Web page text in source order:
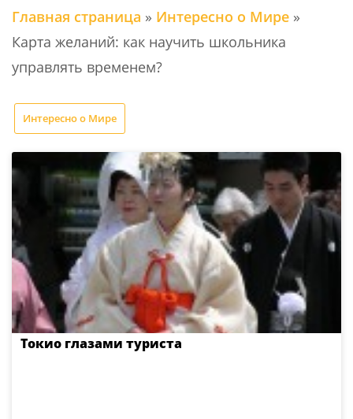
Главная страница » Интересно о Мире »
Карта желаний: как научить школьника
управлять временем?
Интересно о Мире
Токио глазами туриста